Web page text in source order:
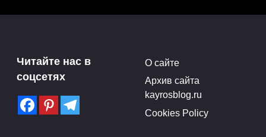
Марии Бургановой в РАХ
(28.04-17.05.15)
Поделитья с друзьями в
социальных сетях:3Поделились
Читайте нас в
соцсетях
О сайте
Архив сайта
kayrosblog.ru
Cookies Policy